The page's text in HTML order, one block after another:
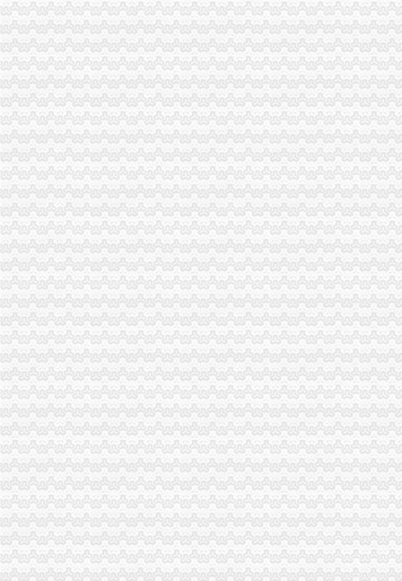
注册深圳公司深圳进出口权申请条件、材料、流程、时间-深圳58同城
【外贸出口企业资质认定进出口权申请条件】-郑州二七易登网
青海西宁进出口公司申请条件---爱喇叭网
申请进出口权条件_中华文本库
南昌进出口权申请的优势及条件
广州进出口权申请条件,申请进出口权,申请进出口权的流程-
广州进出口权申请条件,申请进出口权,申请进出口权的流程-
【信进出口企业申请进出口权需具备的条件】-信易登网
申请进出口权的条件-阿里巴巴
香港注册公司之进出口申报条件及材料介绍-浙商动态-浙商频道-浙江都
【地宝网】进出口权申请南昌申请进出口权申报条件_咨询代办顾问